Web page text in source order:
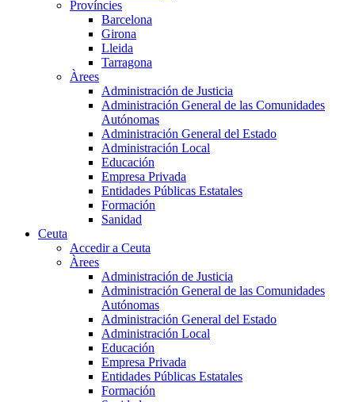
Províncies
Barcelona
Girona
Lleida
Tarragona
Àrees
Administración de Justicia
Administración General de las Comunidades
Autónomas
Administración General del Estado
Administración Local
Educación
Empresa Privada
Entidades Públicas Estatales
Formación
Sanidad
Ceuta
Accedir a Ceuta
Àrees
Administración de Justicia
Administración General de las Comunidades
Autónomas
Administración General del Estado
Administración Local
Educación
Empresa Privada
Entidades Públicas Estatales
Formación